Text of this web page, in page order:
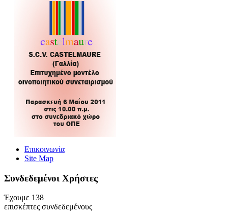
Επικοινωνία
Site Map
Συνδεδεμένοι Xρήστες
Έχουμε 138
επισκέπτες συνδεδεμένους